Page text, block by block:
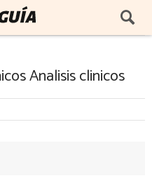
Analisis clinicos